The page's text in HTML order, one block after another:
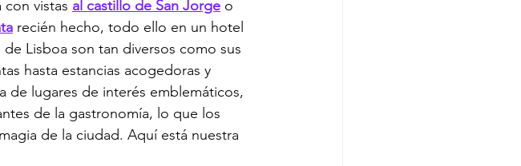
vistas al castillo de San Jorge o
recién hecho, todo ello en un hotel
Lisboa son tan diversos como sus
hasta estancias acogedoras y
de lugares de interés emblemáticos,
de la gastronomía, lo que los
de la ciudad. Aquí está nuestra